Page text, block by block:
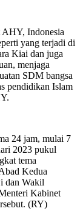
AHY, Indonesia
yang terjadi di
Kiai dan juga
menjaga
SDM bangsa
pendidikan Islam
24 jam, mulai 7
2023 pukul
tema
Kedua
dan Wakil
Kabinet
(RY)